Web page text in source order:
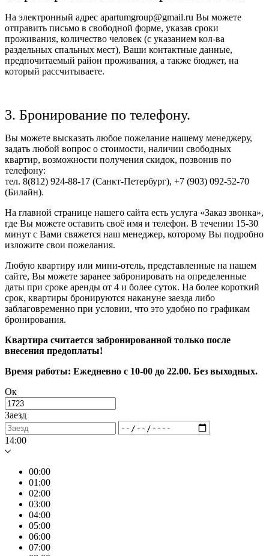
На электронный адрес apartumgroup@gmail.ru Вы можете
отправить письмо в свободной форме, указав сроки
проживания, количество человек (с указанием кол-ва
раздельных спальных мест), Ваши контактные данные,
предпочитаемый район проживания, а также бюджет, на
который рассчитываете.
3. Бронирование по телефону.
Вы можете высказать любое пожелание нашему менеджеру,
задать любой вопрос о стоимости, наличии свободных
квартир, возможности получения скидок, позвонив по
телефону:
тел. 8(812) 924-88-17 (Санкт-Петербург), +7 (903) 092-52-70
(Билайн).
На главной странице нашего сайта есть услуга «Заказ звонка»,
где Вы можете оставить своё имя и телефон. В течении 15-30
минут с Вами свяжется наш менеджер, которому Вы подробно
изложите свои пожелания.
Любую квартиру или мини-отель, представленные на нашем
сайте, Вы можете заранее забронировать на определенные
даты при сроке аренды от 4 и более суток. На более короткий
срок, квартиры бронируются накануне заезда либо
заблаговременно при условии, что это удобно по графикам
бронирования.
Квартира считается забронированной только после
внесения предоплаты!
Время работы: Ежедневно с 10-00 до 22.00. Без выходных.
Ок
Заезд
14:00
00:00
01:00
02:00
03:00
04:00
05:00
06:00
07:00